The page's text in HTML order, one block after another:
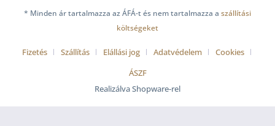
* Minden ár tartalmazza az ÁFÁ-t és nem tartalmazza a szállítási
költségeket
Fizetés Szállítás Elállási jog Adatvédelem
Cookies
ÁSZF
Realizálva Shopware-rel